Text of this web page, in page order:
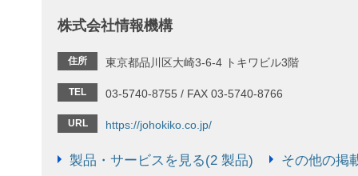
株式会社情報機構
住所 東京都品川区大崎3-6-4 トキワビル3階
TEL 03-5740-8755 / FAX 03-5740-8766
URL https://johokiko.co.jp/
製品・サービスを見る(2 製品) その他の掲